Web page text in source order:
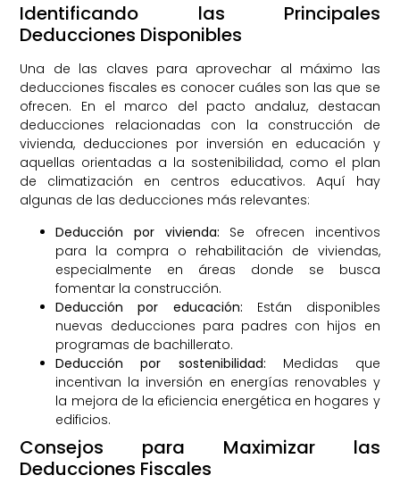
Identificando las Principales
Deducciones Disponibles
Una de las claves para aprovechar al máximo las
deducciones fiscales es conocer cuáles son las que se
ofrecen. En el marco del pacto andaluz, destacan
deducciones relacionadas con la construcción de
vivienda, deducciones por inversión en educación y
aquellas orientadas a la sostenibilidad, como el plan
de climatización en centros educativos. Aquí hay
algunas de las deducciones más relevantes:
Deducción por vivienda: Se ofrecen incentivos
para la compra o rehabilitación de viviendas,
especialmente en áreas donde se busca
fomentar la construcción.
Deducción por educación: Están disponibles
nuevas deducciones para padres con hijos en
programas de bachillerato.
Deducción por sostenibilidad: Medidas que
incentivan la inversión en energías renovables y
la mejora de la eficiencia energética en hogares y
edificios.
Consejos para Maximizar las
Deducciones Fiscales